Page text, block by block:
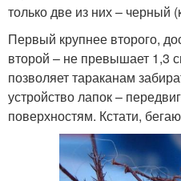
только две из них – черный
Первый крупнее второго,
второй – не превышает 1,3
позволяет тараканам
устройство лапок –
поверхностям. Кстати,